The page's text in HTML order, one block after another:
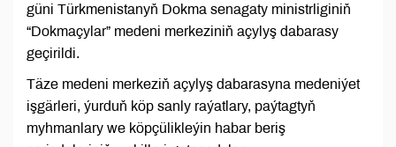
güni Türkmenistanyň Dokma senagaty ministrliginiň
“Dokmaçylar” medeni merkeziniň açylyş dabarasy
geçirildi.
Täze medeni merkeziň açylyş dabarasyna medeniýet
işgärleri, ýurduň köp sanly raýatlary, paýtagtyň
myhmanlary we köpçülikleýin habar beriş